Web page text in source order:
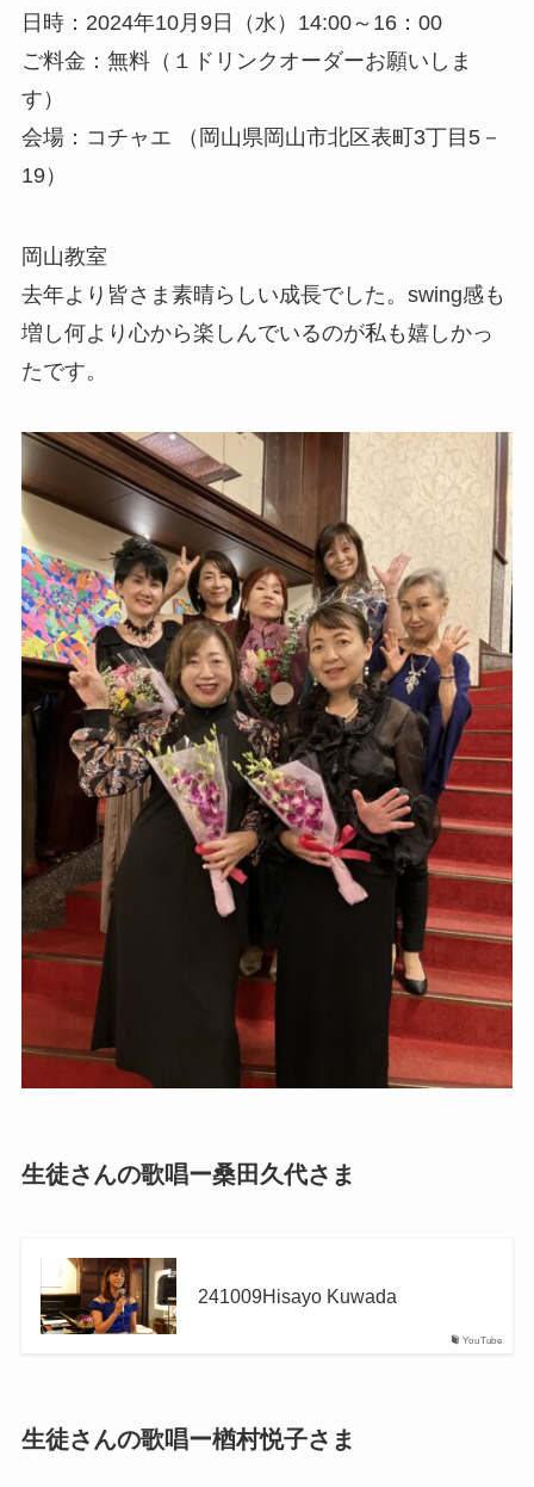
日時：2024年10月9日（水）14:00～16：00
ご料金：無料（１ドリンクオーダーお願いしま
す）
会場：コチャエ （岡山県岡山市北区表町3丁目5－
19）
岡山教室
去年より皆さま素晴らしい成長でした。swing感も
増し何より心から楽しんでいるのが私も嬉しかっ
たです。
生徒さんの歌唱ー桑田久代さま
YouTube
241009Hisayo Kuwada
生徒さんの歌唱ー楢村悦子さま